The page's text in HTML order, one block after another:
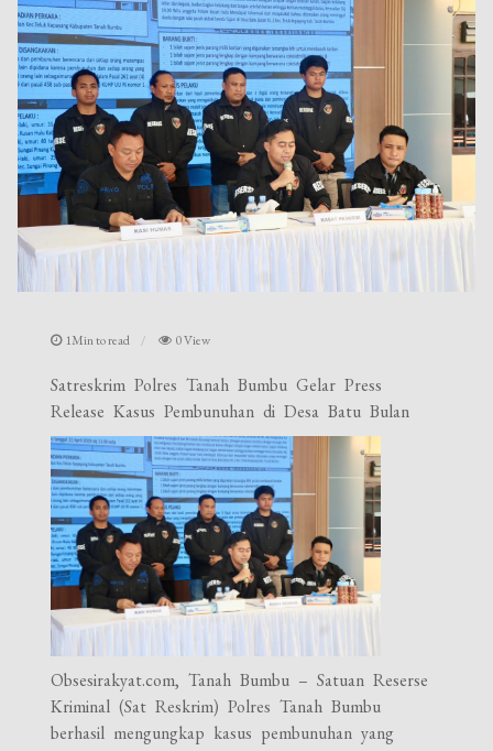
1Min to read 0 View
Satreskrim Polres Tanah Bumbu Gelar Press
Release Kasus Pembunuhan di Desa Batu Bulan
Obsesirakyat.com, Tanah Bumbu – Satuan Reserse
Kriminal (Sat Reskrim) Polres Tanah Bumbu
berhasil mengungkap kasus pembunuhan yang